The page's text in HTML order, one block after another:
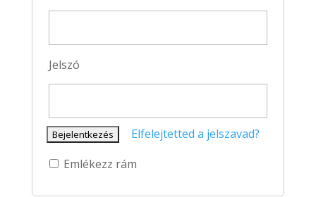
Jelszó
Elfelejtetted a jelszavad?
Emlékezz rám